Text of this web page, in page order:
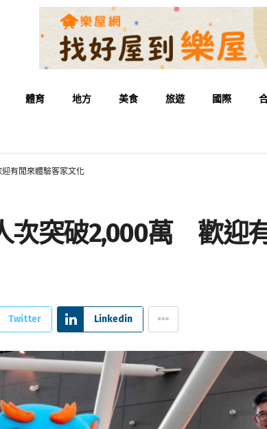
體育 地方 美食 旅遊 國際
有閒來體驗客家文化
次突破2,000萬 歡迎
Twitter Linkedin